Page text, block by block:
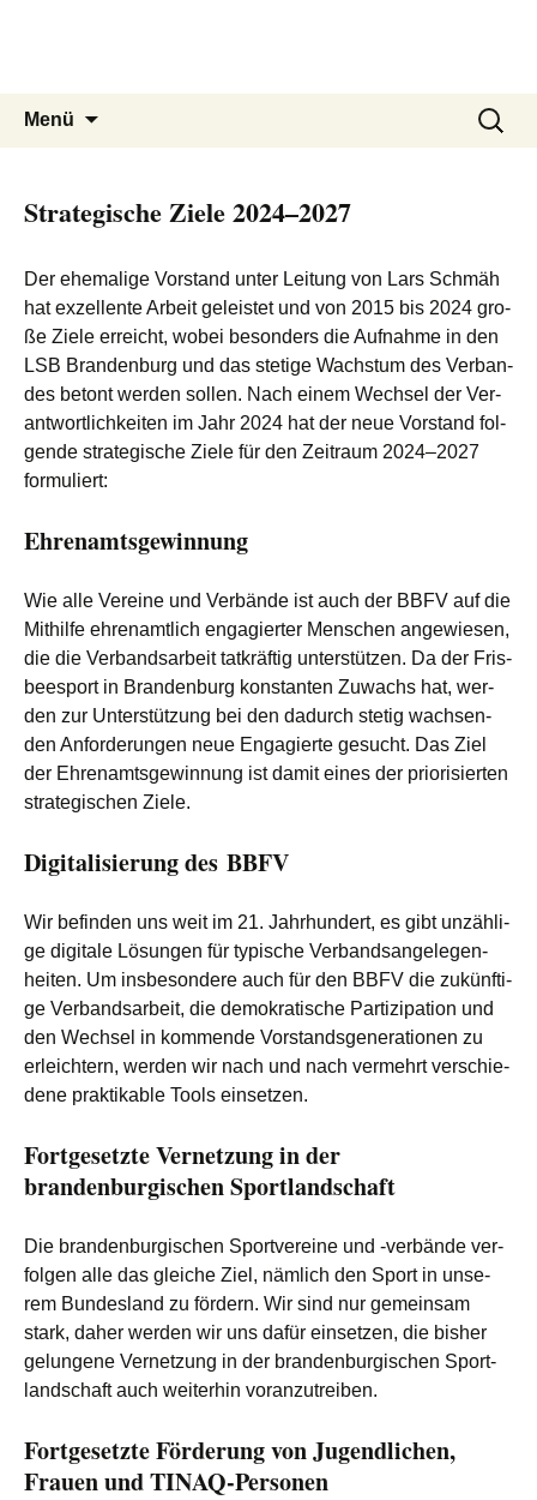
Menü
Suchen
nach:
Strategische Ziele 2024–2027
Der ehe­ma­li­ge Vor­stand unter Lei­tung von Lars Schmäh
hat exzel­len­te Arbeit geleis­tet und von 2015 bis 2024 gro­
ße Zie­le erreicht, wobei beson­ders die Auf­nah­me in den
LSB Bran­den­burg und das ste­ti­ge Wachs­tum des Ver­ban­
des betont wer­den sol­len. Nach einem Wech­sel der Ver­
ant­wort­lich­kei­ten im Jahr 2024 hat der neue Vor­stand fol­
gen­de stra­te­gi­sche Zie­le für den Zeit­raum 2024–2027
formuliert:
Ehrenamtsgewinnung
Wie alle Ver­ei­ne und Ver­bän­de ist auch der BBFV auf die
Mit­hil­fe ehren­amt­lich enga­gier­ter Men­schen ange­wie­sen,
die die Ver­bands­ar­beit tat­kräf­tig unter­stüt­zen. Da der Fris­
bee­s­port in Bran­den­burg kon­stan­ten Zuwachs hat, wer­
den zur Unter­stüt­zung bei den dadurch ste­tig wach­sen­
den Anfor­de­run­gen neue Enga­gier­te gesucht. Das Ziel
der Ehren­amts­ge­win­nung ist damit eines der prio­ri­sier­ten
stra­te­gi­schen Ziele.
Digitalisierung des BBFV
Wir befin­den uns weit im 21. Jahr­hun­dert, es gibt unzäh­li­
ge digi­ta­le Lösun­gen für typi­sche Ver­bands­an­ge­le­gen­
hei­ten. Um ins­be­son­de­re auch für den BBFV die zukünf­ti­
ge Ver­bands­ar­beit, die demo­kra­ti­sche Par­ti­zi­pa­ti­on und
den Wech­sel in kom­men­de Vor­stands­ge­ne­ra­tio­nen zu
erleich­tern, wer­den wir nach und nach ver­mehrt ver­schie­
de­ne prak­ti­ka­ble Tools einsetzen.
Fortgesetzte Vernetzung in der
brandenburgischen Sportlandschaft
Die bran­den­bur­gi­schen Sport­ver­ei­ne und ‑ver­bän­de ver­
fol­gen alle das glei­che Ziel, näm­lich den Sport in unse­
rem Bun­des­land zu för­dern. Wir sind nur gemein­sam
stark, daher wer­den wir uns dafür ein­set­zen, die bis­her
gelun­ge­ne Ver­net­zung in der bran­den­bur­gi­schen Sport­
land­schaft auch wei­ter­hin voranzutreiben.
Fortgesetzte Förderung von Jugendlichen,
Frauen und TINAQ-Personen